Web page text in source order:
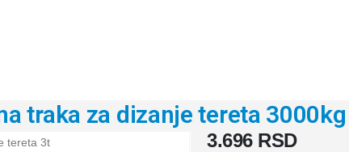
traka za dizanje tereta
3.696 RSD